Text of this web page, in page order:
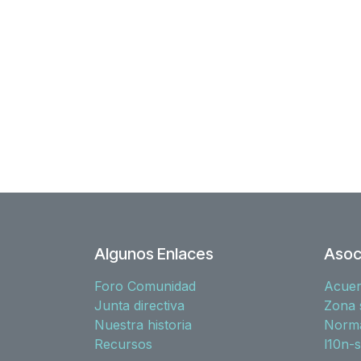
Algunos Enlaces
Foro Comunidad
Junta directiva
Nuestra historia
Recursos
Zona
l10n-